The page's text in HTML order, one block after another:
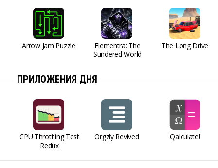
Arrow Jam Puzzle
Elementra: The
Sundered World
The Long Drive
ПРИЛОЖЕНИЯ ДНЯ
CPU Throttling Test
Redux
Orgzly Revived Qalculate!